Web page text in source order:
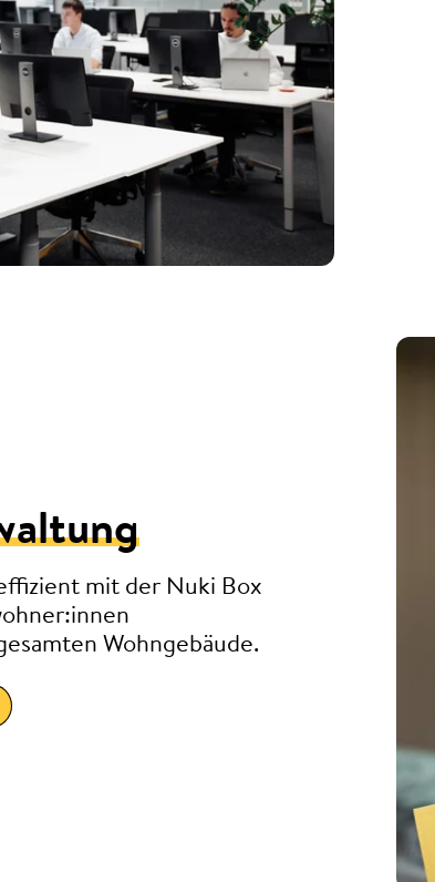
mit der Nuki Box
Wohngebäude.